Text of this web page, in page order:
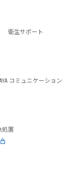
衛生サポート
コミュニケーション
処置